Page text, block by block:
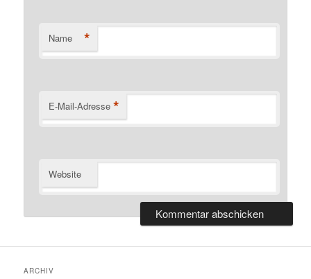
Name *
E-Mail-Adresse *
Website
ARCHIV